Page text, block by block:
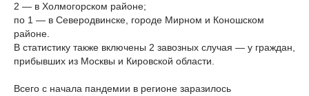
2 — в Холмогорском районе;
по 1 — в Северодвинске, городе Мирном и Коношском
районе.
В статистику также включены 2 завозных случая — у граждан,
прибывших из Москвы и Кировской области.
Всего с начала пандемии в регионе заразилось